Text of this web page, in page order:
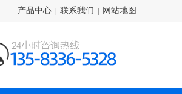
产品中心 联系我们 网站地图